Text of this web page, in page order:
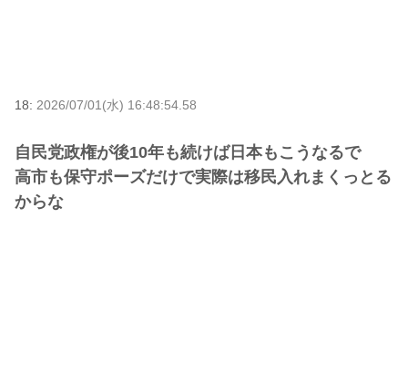
18: 2026/07/01(水) 16:48:54.58
自民党政権が後10年も続けば日本もこうなるで
高市も保守ポーズだけで実際は移民入れまくっとる
からな